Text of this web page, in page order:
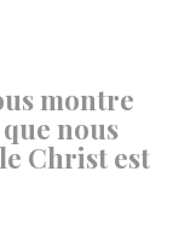
montre
nous
Christ est